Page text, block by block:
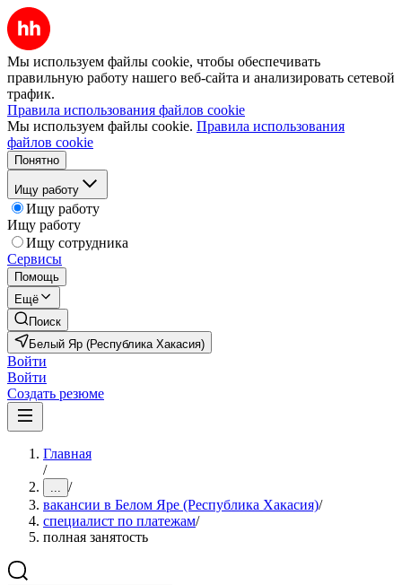
Мы используем файлы cookie, чтобы обеспечивать
правильную работу нашего веб-сайта и анализировать сетевой
трафик.
Правила использования файлов cookie
Мы используем файлы cookie. Правила использования
файлов cookie
Понятно
Ищу работу
Ищу работу
Ищу работу
Ищу сотрудника
Сервисы
Помощь
Ещё
Поиск
Белый Яр (Республика Хакасия)
Войти
Войти
Создать резюме
Главная
/
... /
вакансии в Белом Яре (Республика Хакасия)/
специалист по платежам/
полная занятость